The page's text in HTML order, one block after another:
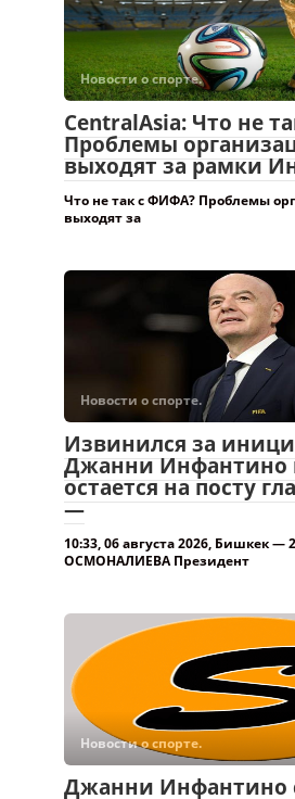
Новости о спорте.
CentralAsia: Что не
Проблемы
выходят за рамки
Что не так с ФИФА? Проблемы
выходят за
Новости о спорте.
Извинился за
Джанни Инфантино
остается на посту
—
10:33, 06 августа 2026, Бишкек —
ОСМОНАЛИЕВА Президент
Новости о спорте.
Джанни Инфантино